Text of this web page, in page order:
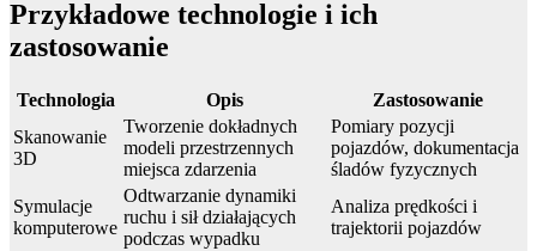
Przykładowe technologie i ich
zastosowanie
Technologia Opis
Zastosowanie
Skanowanie
3D
Tworzenie dokładnych
modeli przestrzennych
miejsca zdarzenia
Pomiary pozycji
pojazdów, dokumentacja
śladów fyzycznych
Symulacje
komputerowe
Odtwarzanie dynamiki
ruchu i sił działających
podczas wypadku
Analiza prędkości i
trajektorii pojazdów